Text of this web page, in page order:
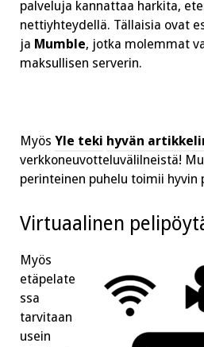
palveluja kannattaa harkita,
nettiyhteydellä. Tällaisia ovat
ja Mumble, jotka molemmat
maksullisen serverin.
Myös Yle teki hyvän
verkkoneuvotteluvälilneistä!
perinteinen puhelu toimii hyvin
Virtuaalinen
Myös
etäpelate
ssa
tarvitaan
usein